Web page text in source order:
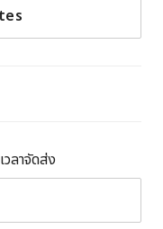
ลาจัดส่ง